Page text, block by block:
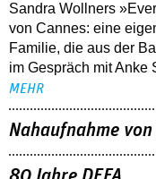
Sandra Wollners
von Cannes: eine
Familie, die aus der
im Gespräch mit Anke
MEHR
Nahaufnahme